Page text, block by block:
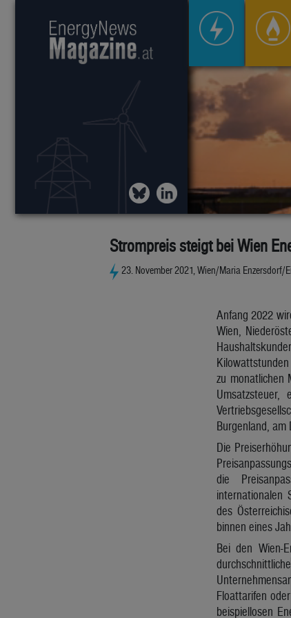
Strompreis steigt bei Wien
23. November 2021, Wien/Maria Enzersdorf/
Anfang 2022
Wien,
zu monatlichen
Umsatzsteuer,
Burgenland, am
Die
die
internationalen
des
binnen eines
Bei den Wien-
Floattarifen
beispiellosen